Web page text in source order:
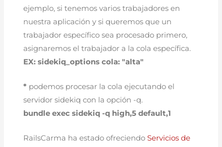
ejemplo, si tenemos varios trabajadores en
nuestra aplicación y si queremos que un
trabajador específico sea procesado primero,
asignaremos el trabajador a la cola específica.
EX: sidekiq_options cola: "alta"
* podemos procesar la cola ejecutando el
servidor sidekiq con la opción -q.
bundle exec sidekiq -q high,5 default,1
RailsCarma ha estado ofreciendoServicios de